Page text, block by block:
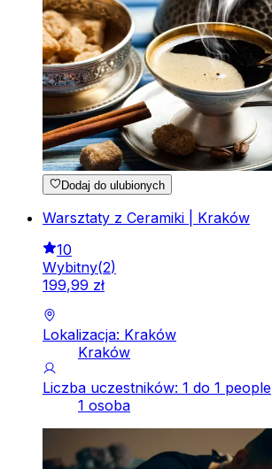
Dodaj do ulubionych
Warsztaty z Ceramiki | Kraków
10
Wybitny(2)
199,99 zł
Lokalizacja: Kraków
Kraków
Liczba uczestników: 1 do 1 people
1 osoba